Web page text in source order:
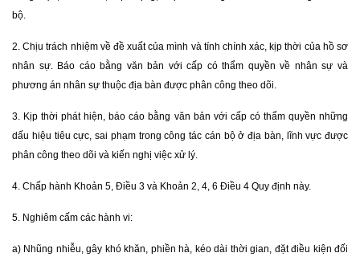
bộ.
2. Chịu trách nhiệm về đề xuất của mình và tính chính xác, kịp thời của hồ sơ
nhân sự. Báo cáo bằng văn bản với cấp có thẩm quyền về nhân sự và
phương án nhân sự thuộc địa bàn được phân công theo dõi.
3. Kịp thời phát hiện, báo cáo bằng văn bản với cấp có thẩm quyền những
dấu hiệu tiêu cực, sai phạm trong công tác cán bộ ở địa bàn, lĩnh vực được
phân công theo dõi và kiến nghị việc xử lý.
4. Chấp hành Khoản 5, Điều 3 và Khoản 2, 4, 6 Điều 4 Quy định này.
5. Nghiêm cấm các hành vi:
a) Nhũng nhiễu, gây khó khăn, phiền hà, kéo dài thời gian, đặt điều kiện đối